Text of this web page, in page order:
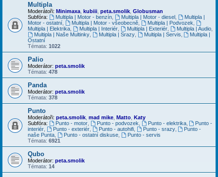
Multipla
Moderátoři: Minimaxa kubiii peta.smolik Globusman
Subfóra:
Multipla | Motor - benzín, Multipla | Motor - diesel,
Multipla |
Motor - ostatní
Multipla | Motor - všeobecně, Multipla | Podvozek
Multipla | Elektrika
Multipla | Interiér, Multipla | Exteriér, Multipla | Audio,
Multipla | Naše Multinky, Multipla | Srazy, Multipla | Servis
Multipla |
Ostatní
Témata: 1022
Palio
Moderátor: peta.smolik
Témata: 478
Panda
Moderátor: peta.smolik
Témata: 378
Punto
Moderátoři: peta.smolik mad mike Matto Katy
Subfóra:
Punto - motor, Punto - podvozek Punto - elektrika,
Punto -
interiér
Punto - exteriér, Punto - autohifi, Punto - srazy,
Punto -
naše Punta
Punto - ostatní diskuse,
Punto - servis
Témata: 6921
Qubo
Moderátor: peta.smolik
Témata: 14